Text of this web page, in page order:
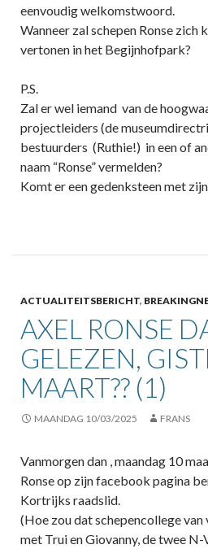
eenvoudig welkomstwoord.
Wanneer zal schepen Ronse zich
vertonen in het Begijnhofpark?
P.S.
Zal er wel iemand van de
projectleiders (de
bestuurders (Ruthie!) in een of
naam “Ronse” vermelden?
Komt er een gedenksteen met zijn
ACTUALITEITSBERICHT,
AXEL RONSE
GELEZEN,
MAART?? (1)
MAANDAG 10/03/2025 FRANS
Vanmorgen dan , maandag 10
Ronse op zijn facebook pagina
Kortrijks raadslid.
(Hoe zou dat schepencollege van
met Trui en Giovanny, de twee N-